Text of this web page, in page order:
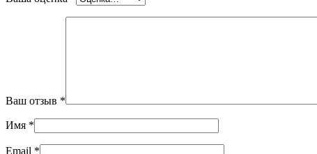
Ваш отзыв *
Имя *
Email *